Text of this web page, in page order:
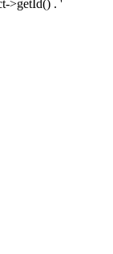
>getId() . '